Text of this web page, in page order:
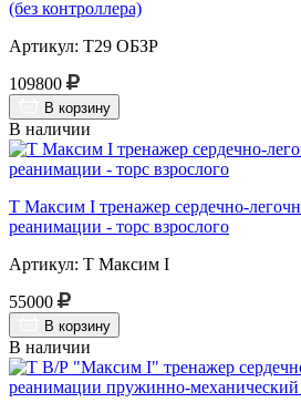
(без контроллера)
Артикул: Т29 ОБЗР
109800
В корзину
В наличии
Т Максим I тренажер сердечно-
реанимации - торс взрослого
Артикул: Т Максим I
55000
В корзину
В наличии